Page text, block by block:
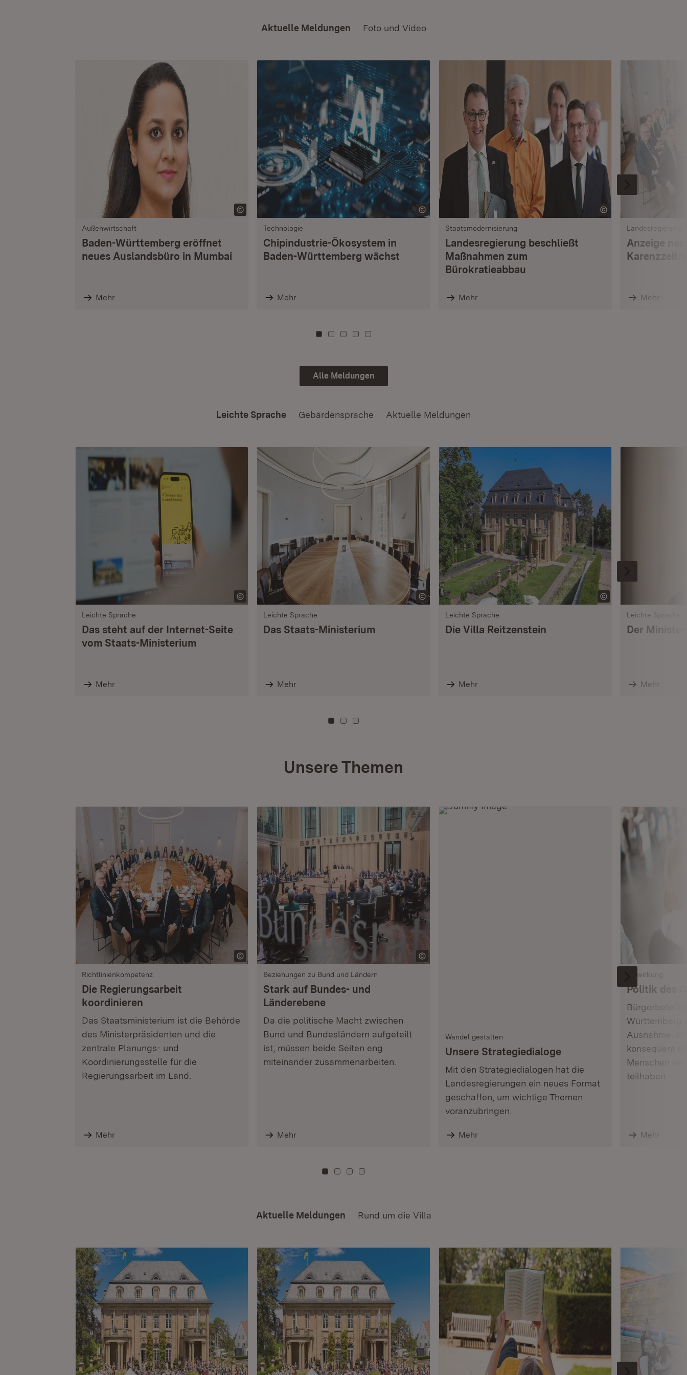
Aktuelle Meldungen Foto und Video
Außenwirtschaft
Baden-Württemberg eröffnet
neues Auslandsbüro in Mumbai
Mehr
Technologie
Chipindustrie-Ökosystem in
Baden-Württemberg wächst
Mehr
Staatsmodernisierung
Landesregierung beschließt
Maßnahmen zum
Bürokratieabbau
Mehr
Landesregierung
Anzeige
Mehr
Zu Kachel: 0
Zu Kachel: 3
Zu Kachel: 6
Zu Kachel: 9
Zu Kachel: 12
Alle Meldungen
Leichte Sprache Gebärdensprache Aktuelle Meldungen
Leichte Sprache
Das steht auf der Internet-Seite
vom Staats-Ministerium
Mehr
Leichte Sprache
Das Staats-Ministerium
Mehr
Leichte Sprache
Die Villa Reitzenstein
Mehr
Leichte Sprache
Der
Mehr
Zu Kachel: 0
Zu Kachel: 3
Zu Kachel: 6
Unsere Themen
Richtlinienkompetenz
Die Regierungsarbeit
koordinieren
Das Staatsministerium ist die Behörde
des Ministerpräsidenten und die
zentrale Planungs- und
Koordinierungsstelle für die
Regierungsarbeit im Land.
Mehr
Beziehungen zu Bund und Ländern
Stark auf Bundes- und
Länderebene
Da die politische Macht zwischen
Bund und Bundesländern aufgeteilt
ist, müssen beide Seiten eng
miteinander zusammenarbeiten.
Mehr
Wandel gestalten
Unsere Strategiedialoge
Mit den Strategiedialogen hat die
Landesregierungen ein neues Format
geschaffen, um wichtige Themen
voranzubringen.
Mehr
Mitwirkung
Politik des
Württemberg
Ausnahme.
konsequent
Menschen an
teilhaben.
Mehr
Zu Kachel: 0
Zu Kachel: 3
Zu Kachel: 6
Zu Kachel: 9
Aktuelle Meldungen Rund um die Villa